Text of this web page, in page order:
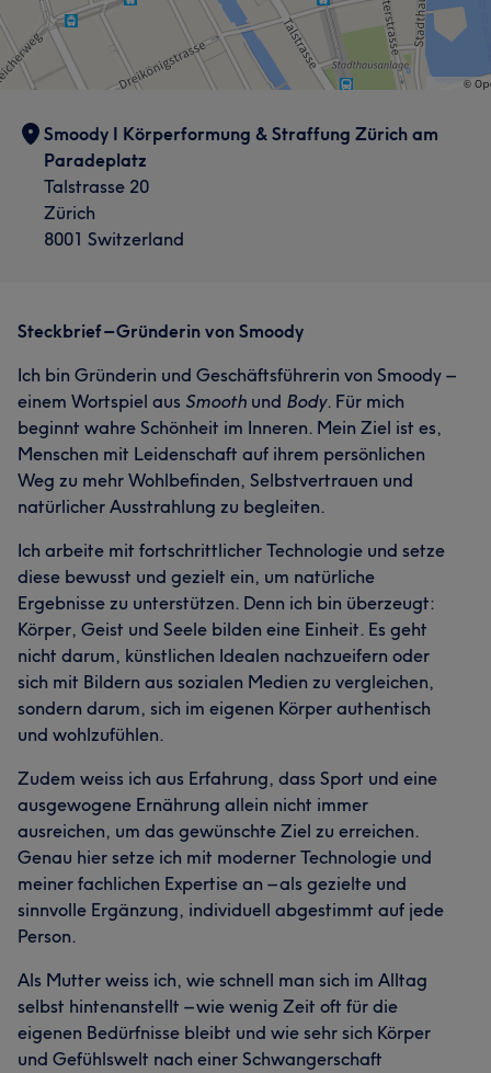
Smoody I Körperformung & Straffung Zürich am
Paradeplatz
Talstrasse 20
Zürich
8001 Switzerland
Steckbrief – Gründerin von Smoody
Ich bin Gründerin und Geschäftsführerin von Smoody –
einem Wortspiel aus Smooth und Body. Für mich
beginnt wahre Schönheit im Inneren. Mein Ziel ist es,
Menschen mit Leidenschaft auf ihrem persönlichen
Weg zu mehr Wohlbefinden, Selbstvertrauen und
natürlicher Ausstrahlung zu begleiten.
Ich arbeite mit fortschrittlicher Technologie und setze
diese bewusst und gezielt ein, um natürliche
Ergebnisse zu unterstützen. Denn ich bin überzeugt:
Körper, Geist und Seele bilden eine Einheit. Es geht
nicht darum, künstlichen Idealen nachzueifern oder
sich mit Bildern aus sozialen Medien zu vergleichen,
sondern darum, sich im eigenen Körper authentisch
und wohlzufühlen.
Zudem weiss ich aus Erfahrung, dass Sport und eine
ausgewogene Ernährung allein nicht immer
ausreichen, um das gewünschte Ziel zu erreichen.
Genau hier setze ich mit moderner Technologie und
meiner fachlichen Expertise an – als gezielte und
sinnvolle Ergänzung, individuell abgestimmt auf jede
Person.
Als Mutter weiss ich, wie schnell man sich im Alltag
selbst hintenanstellt – wie wenig Zeit oft für die
eigenen Bedürfnisse bleibt und wie sehr sich Körper
und Gefühlswelt nach einer Schwangerschaft